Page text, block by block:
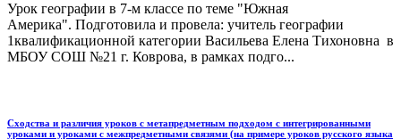
Урок географии в 7-м классе по теме "Южная
Америка". Подготовила и провела: учитель географии
1квалификационной категории Васильева Елена Тихоновна в
МБОУ СОШ №21 г. Коврова, в рамках подго...
Сходства и различия уроков с метапредметным подходом с интегрированными
уроками и уроками с межпредметными связями (на примере уроков русского языка